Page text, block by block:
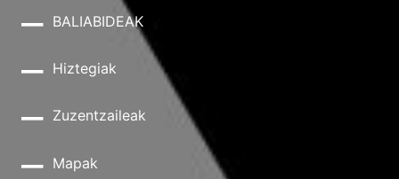
BALIABIDEAK
Hiztegiak
Zuzentzaileak
Mapak